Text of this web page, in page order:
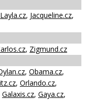
Layla.cz, Jacqueline.cz,
, Zigmund.cz
, Obama.cz,
, Orlando.cz,
Galaxis.cz, Gaya.cz,